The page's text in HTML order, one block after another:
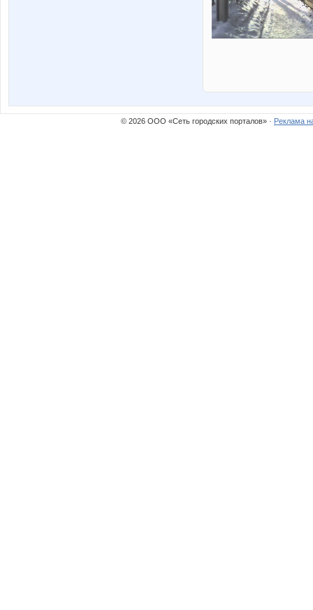
© 2026 ООО «Сеть городских порталов» · Реклама